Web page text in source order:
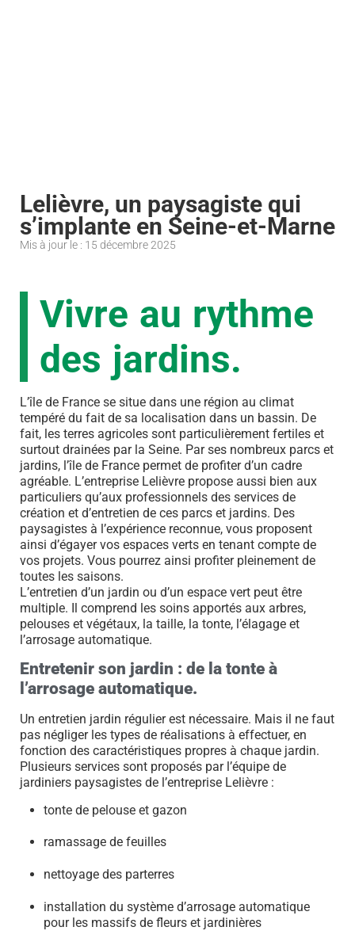
Lelièvre, un paysagiste qui
s’implante en Seine-et-Marne
Mis à jour le : 15 décembre 2025
Vivre au rythme
des jardins.
L’île de France se situe dans une région au climat
tempéré du fait de sa localisation dans un bassin. De
fait, les terres agricoles sont particulièrement fertiles et
surtout drainées par la Seine. Par ses nombreux parcs et
jardins, l’île de France permet de profiter d’un cadre
agréable. L’entreprise Lelièvre propose aussi bien aux
particuliers qu’aux professionnels des services de
création et d’entretien de ces parcs et jardins. Des
paysagistes à l’expérience reconnue, vous proposent
ainsi d’égayer vos espaces verts en tenant compte de
vos projets. Vous pourrez ainsi profiter pleinement de
toutes les saisons.
L’entretien d’un jardin ou d’un espace vert peut être
multiple. Il comprend les soins apportés aux arbres,
pelouses et végétaux, la taille, la tonte, l’élagage et
l’arrosage automatique.
Entretenir son jardin : de la tonte à
l’arrosage automatique.
Un entretien jardin régulier est nécessaire. Mais il ne faut
pas négliger les types de réalisations à effectuer, en
fonction des caractéristiques propres à chaque jardin.
Plusieurs services sont proposés par l’équipe de
jardiniers paysagistes de l’entreprise Lelièvre :
tonte de pelouse et gazon
ramassage de feuilles
nettoyage des parterres
installation du système d’arrosage automatique
pour les massifs de fleurs et jardinières